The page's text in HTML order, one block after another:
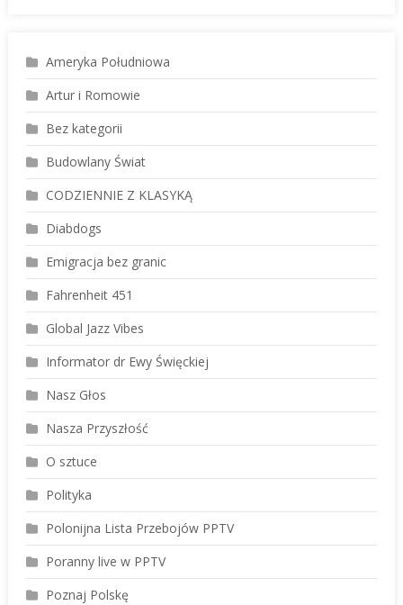
Ameryka Południowa
Artur i Romowie
Bez kategorii
Budowlany Świat
CODZIENNIE Z KLASYKĄ
Diabdogs
Emigracja bez granic
Fahrenheit 451
Global Jazz Vibes
Informator dr Ewy Święckiej
Nasz Głos
Nasza Przyszłość
O sztuce
Polityka
Polonijna Lista Przebojów PPTV
Poranny live w PPTV
Poznaj Polskę